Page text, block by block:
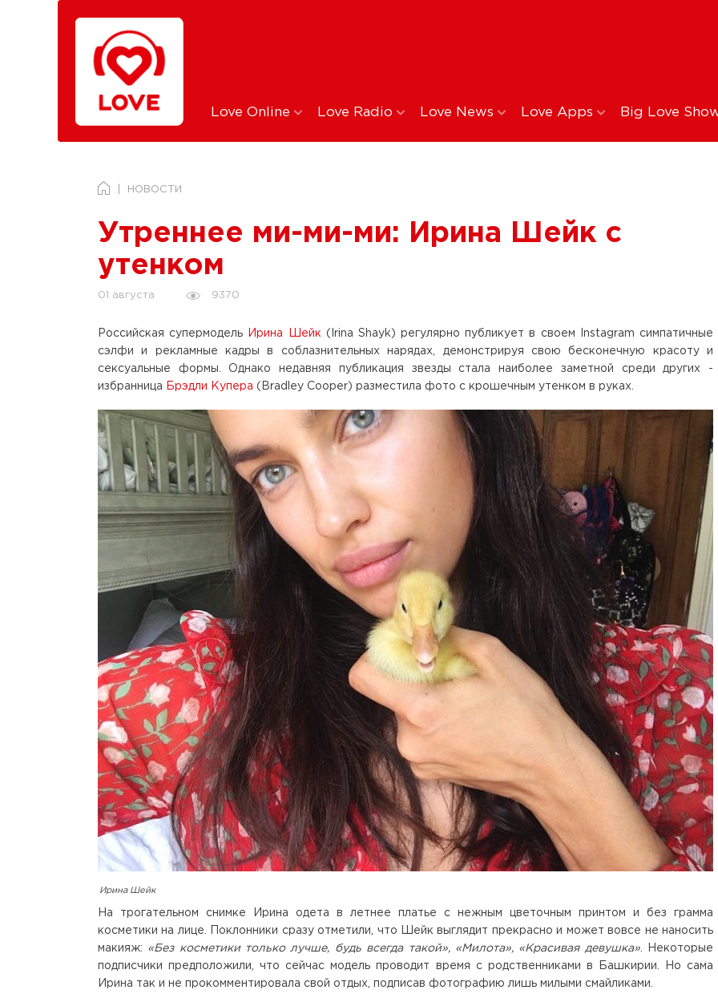
Love Online Love Radio Love News Love Apps Big Love
НОВОСТИ
Утреннее ми-ми-ми: Ирина Шейк с
утенком
01 августа 9370
Российская супермодель Ирина Шейк (Irina Shayk) регулярно публикует в своем Instagram симпатичные
сэлфи и рекламные кадры в соблазнительных нарядах, демонстрируя свою бесконечную красоту и
сексуальные формы. Однако недавняя публикация звезды стала наиболее заметной среди других -
избранница
Брэдли Купера (Bradley Cooper) разместила фото с крошечным утенком в руках.
Ирина Шейк
На трогательном снимке Ирина одета в летнее платье с нежным цветочным принтом и без грамма
косметики на лице. Поклонники сразу отметили, что Шейк выглядит прекрасно и может вовсе не наносить
макияж: «Без косметики только лучше, будь всегда такой», «Милота», «Красивая девушка». Некоторые
подписчики предположили, что сейчас модель проводит время с родственниками в Башкирии. Но сама
Ирина так и не прокомментировала свой отдых, подписав фотографию лишь милыми смайликами.